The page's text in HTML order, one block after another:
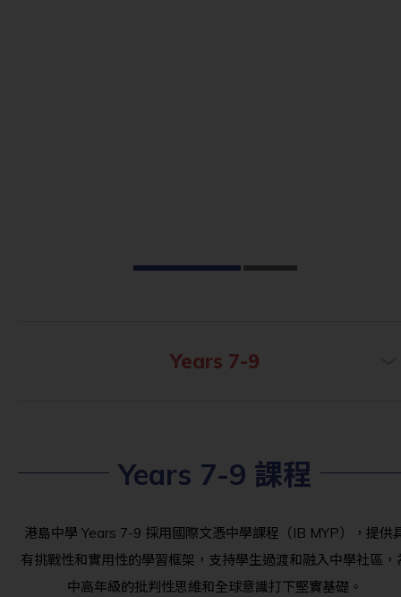
Years 7-9
Years 7-9 課程
港島中學 Years 7-9 採用國際文憑中學課程（IB MYP），提供
有挑戰性和實用性的學習框架，支持學生過渡和融入中學社區，
中高年級的批判性思維和全球意識打下堅實基礎。